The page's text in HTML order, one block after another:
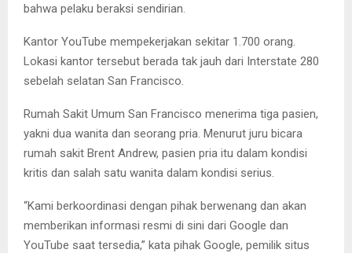
bahwa pelaku beraksi sendirian.
Kantor YouTube mempekerjakan sekitar 1.700 orang.
Lokasi kantor tersebut berada tak jauh dari Interstate 280
sebelah selatan San Francisco.
Rumah Sakit Umum San Francisco menerima tiga pasien,
yakni dua wanita dan seorang pria. Menurut juru bicara
rumah sakit Brent Andrew, pasien pria itu dalam kondisi
kritis dan salah satu wanita dalam kondisi serius.
“Kami berkoordinasi dengan pihak berwenang dan akan
memberikan informasi resmi di sini dari Google dan
YouTube saat tersedia,” kata pihak Google, pemilik situs